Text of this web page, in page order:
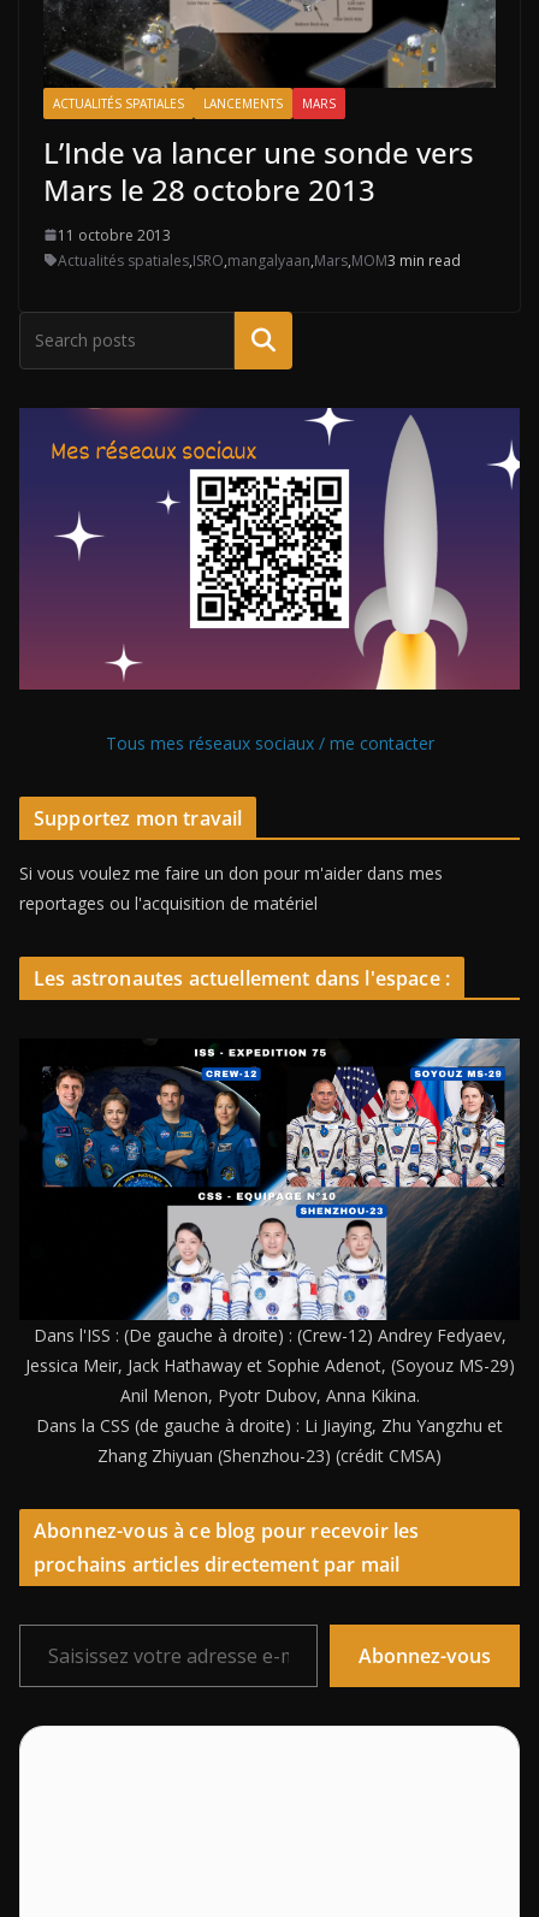
ACTUALITÉS SPATIALES LANCEMENTS MARS
L’Inde va lancer une sonde vers
Mars le 28 octobre 2013
11 octobre 2013
Actualités spatiales,ISRO,mangalyaan,Mars,MOM3 min read
Tous mes réseaux sociaux / me contacter
Supportez mon travail
Si vous voulez me faire un don pour m'aider dans mes
reportages ou l'acquisition de matériel
Les astronautes actuellement dans l'espace :
Dans l'ISS : (De gauche à droite) : (Crew-12) Andrey Fedyaev,
Jessica Meir, Jack Hathaway et Sophie Adenot, (Soyouz MS-29)
Anil Menon, Pyotr Dubov, Anna Kikina.
Dans la CSS (de gauche à droite) : Li Jiaying, Zhu Yangzhu et
Zhang Zhiyuan (Shenzhou-23) (crédit CMSA)
Abonnez-vous à ce blog pour recevoir les
prochains articles directement par mail
Saisissez votre adresse e-mail…
Abonnez-vous